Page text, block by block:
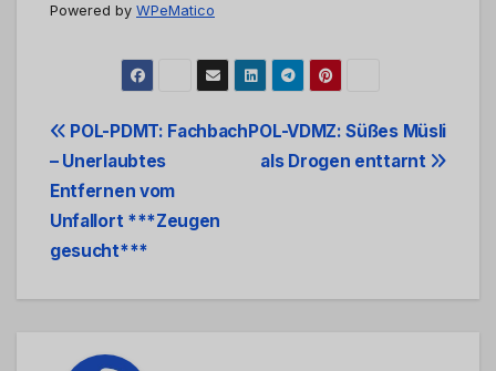
Powered by WPeMatico
Beitrags-
Navigation
POL-VDMZ: Süßes Müsli
als Drogen enttarnt
POL-PDMT: Fachbach
– Unerlaubtes
Entfernen vom
Unfallort ***Zeugen
gesucht***